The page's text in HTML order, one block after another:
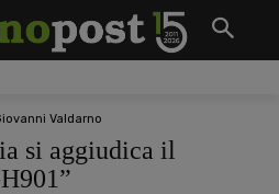
Valdarno
si aggiudica il